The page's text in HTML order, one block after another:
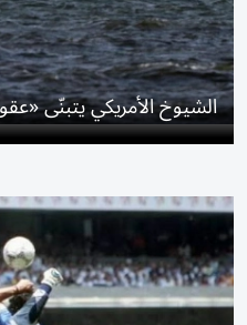
الشيوخ الأمريكي يتبنّى